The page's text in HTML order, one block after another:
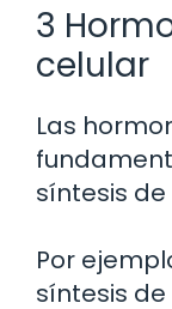
3
celular
Las
síntesis
Por
síntesis